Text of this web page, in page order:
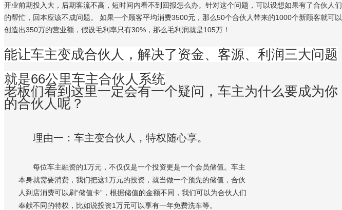
开业前期投入大，后期客流不高，短时间内看不到回报怎么办。针对这个问题，可以设想如果有了合伙人们
的帮忙，回本应该不成问题。 如果一个顾客平均消费3500元，那么50个合伙人带来的1000个新顾客就可以
创造出350万的营业额，假设毛利率只有30%，那么毛利润就是105万！
能让车主变成合伙人，解决了资金、客源、利润三大问题
就是66公里车主合伙人系统
老板们看到这里一定会有一个疑问，车主为什么要成为你
的合伙人呢？
理由一：车主变合伙人，特权随心享。
每位车主融资的1万元，不仅仅是一个投资更是一个会员储值。车主
本身就需要消费，我们把这1万元的投资，就当做一个预先的储值，合伙
人到店消费可以刷“储值卡”，根据储值的金额不同，我们可以为合伙人们
奉献不同的特权，比如说投资1万元可以享有一年免费洗车等。